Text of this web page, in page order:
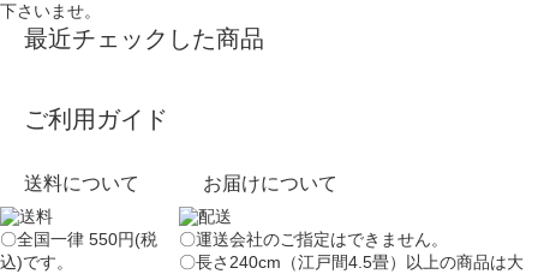
下さいませ。
最近チェックした商品
ご利用ガイド
送料について
〇全国一律 550円(税
込)です。
お届けについて
〇運送会社のご指定はできません。
〇長さ240cm（江戸間4.5畳）以上の商品は大